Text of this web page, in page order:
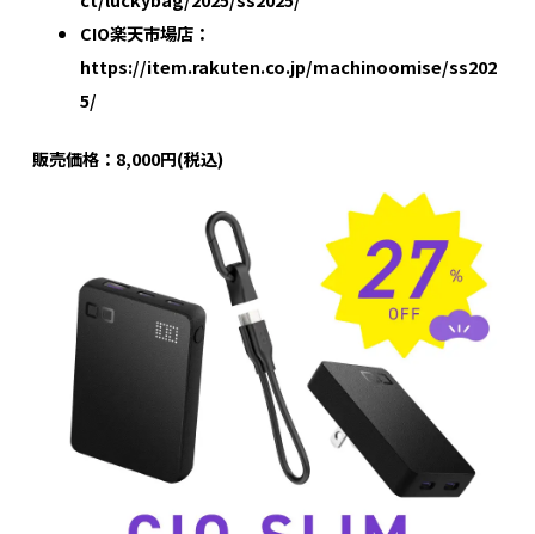
CIO楽天市場店：
https://item.rakuten.co.jp/machinoomise/ss202
5/
販売価格：8,000円(税込)